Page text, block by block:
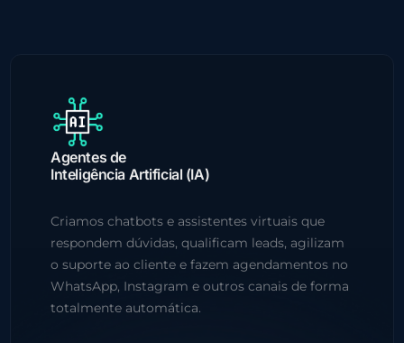
Agentes de
Inteligência Artificial (IA)
Criamos chatbots e assistentes virtuais que
respondem dúvidas, qualificam leads, agilizam
o suporte ao cliente e fazem agendamentos no
WhatsApp, Instagram e outros canais de forma
totalmente automática.